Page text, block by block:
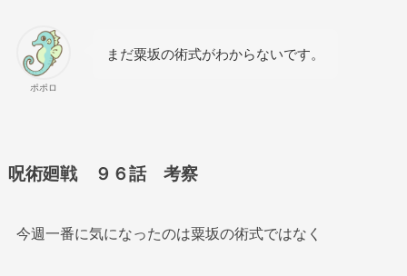
ポポロ
まだ粟坂の術式がわからないです。
呪術廻戦 ９６話 考察
今週一番に気になったのは粟坂の術式ではなく